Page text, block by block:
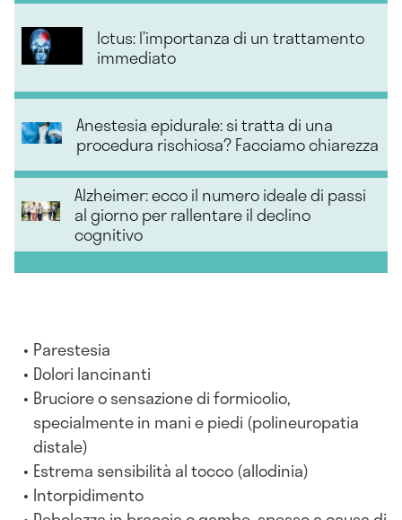
Ictus: l’importanza di un trattamento
immediato
Anestesia epidurale: si tratta di una
procedura rischiosa? Facciamo chiarezza
Alzheimer: ecco il numero ideale di passi
al giorno per rallentare il declino
cognitivo
Parestesia
Dolori lancinanti
Bruciore o sensazione di formicolio,
specialmente in mani e piedi (polineuropatia
distale)
Estrema sensibilità al tocco (allodinia)
Intorpidimento